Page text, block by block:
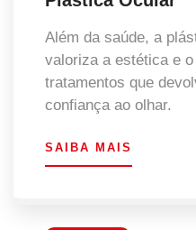
Além da saúde, a
valoriza a estética e
tratamentos que
confiança ao olhar.
SAIBA MAIS